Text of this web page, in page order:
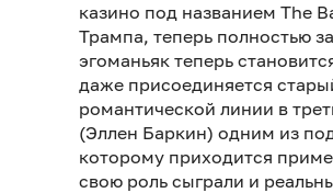
казино под названием The
Трампа, теперь полностью
эгоманьяк теперь
даже присоединяется
романтической линии в
(Эллен Баркин) одним из
которому приходится
свою роль сыграли и